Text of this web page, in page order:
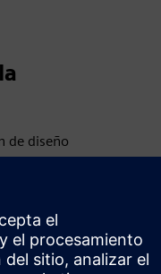
de diseño
de
en el